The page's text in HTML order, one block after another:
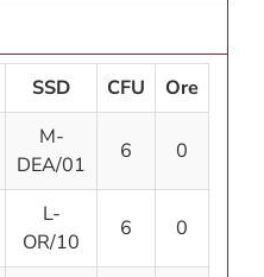
SSD CFU
Ore
M-
DEA/01
6 0
L-
OR/10
6 0